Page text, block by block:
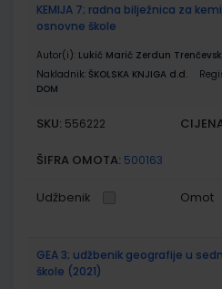
KEMIJA 7; radna bilježnica za
osnovne škole
Autor(i): Lukić Marić Zerdun
Nakladnik: ŠKOLSKA KNJIGA d.d.
DOM
SKU: 556222
ŠIFRA OMOTA: 500163
Udžbenik Omot
GEA 3; udžbenik geografije u
škole (2021)